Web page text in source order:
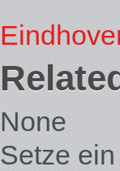
None
Setze